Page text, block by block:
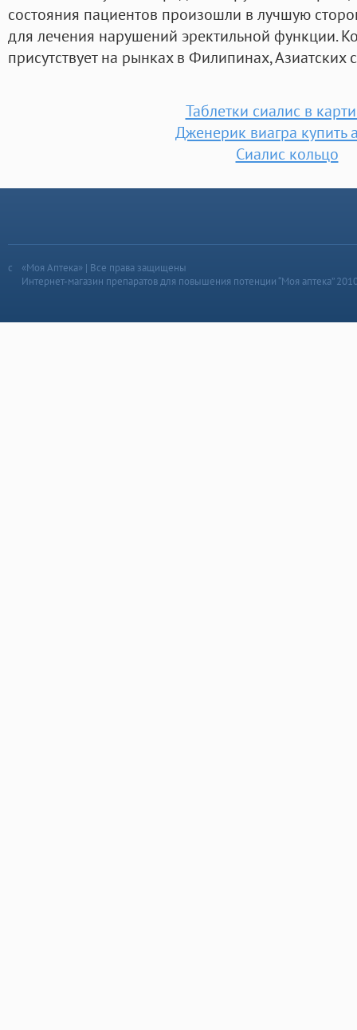
состояния пациентов произошли в лучшую
для лечения нарушений эректильной функции.
присутствует на рынках в Филипинах,
Таблетки сиалис в
Дженерик виагра купить
Сиалис кольцо
«Моя Аптека» | Все права защищены
Интернет-магазин препаратов для повышения потенции “Моя аптека”